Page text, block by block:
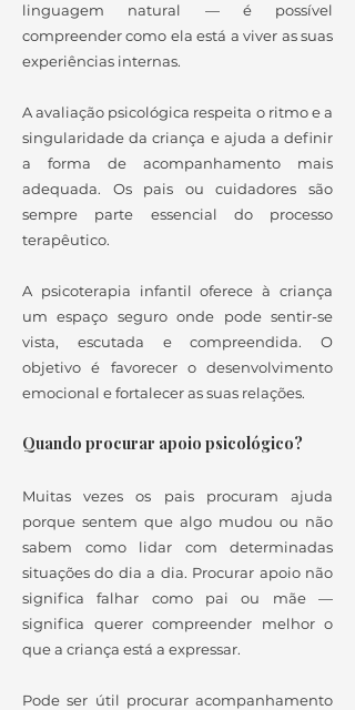
linguagem natural — é possível
compreender como ela está a viver as suas
experiências internas.
A avaliação psicológica respeita o ritmo e a
singularidade da criança e ajuda a definir
a forma de acompanhamento mais
adequada. Os pais ou cuidadores são
sempre parte essencial do processo
terapêutico.
A psicoterapia infantil oferece à criança
um espaço seguro onde pode sentir-se
vista, escutada e compreendida. O
objetivo é favorecer o desenvolvimento
emocional e fortalecer as suas relações.
Quando procurar apoio psicológico?
Muitas vezes os pais procuram ajuda
porque sentem que algo mudou ou não
sabem como lidar com determinadas
situações do dia a dia. Procurar apoio não
significa falhar como pai ou mãe —
significa querer compreender melhor o
que a criança está a expressar.
Pode ser útil procurar acompanhamento